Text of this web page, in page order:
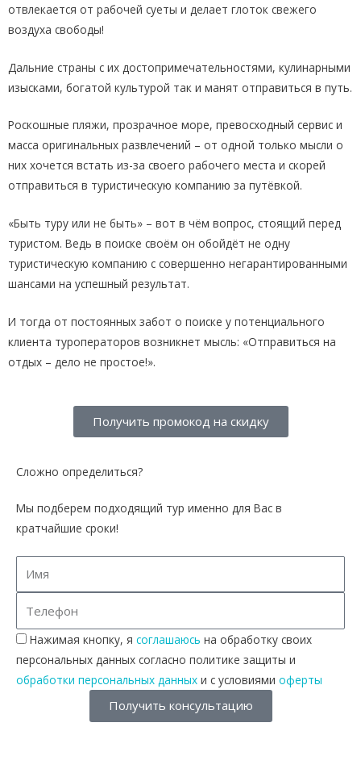
отвлекается от рабочей суеты и делает глоток свежего
воздуха свободы!
Дальние страны с их достопримечательностями, кулинарными
изысками, богатой культурой так и манят отправиться в путь.
Роскошные пляжи, прозрачное море, превосходный сервис и
масса оригинальных развлечений – от одной только мысли о
них хочется встать из-за своего рабочего места и скорей
отправиться в туристическую компанию за путёвкой.
«Быть туру или не быть» – вот в чём вопрос, стоящий перед
туристом. Ведь в поиске своём он обойдёт не одну
туристическую компанию с совершенно негарантированными
шансами на успешный результат.
И тогда от постоянных забот о поиске у потенциального
клиента туроператоров возникнет мысль: «Отправиться на
отдых – дело не простое!».
Получить промокод на скидку
Сложно определиться?
Мы подберем подходящий тур именно для Вас в
кратчайшие сроки!
Нажимая кнопку, я соглашаюсь на обработку своих
персональных данных согласно политике защиты и
обработки персональных данных и с условиями оферты
Получить консультацию